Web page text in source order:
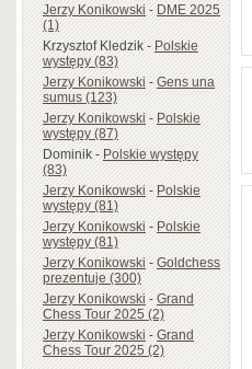
Jerzy Konikowski-DME 2025
(1)
Krzysztof Kledzik-Polskie
występy (83)
Jerzy Konikowski-Gens una
sumus (123)
Jerzy Konikowski-Polskie
występy (87)
Dominik-Polskie występy
(83)
Jerzy Konikowski-Polskie
występy (81)
Jerzy Konikowski-Polskie
występy (81)
Jerzy Konikowski-Goldchess
prezentuje (300)
Jerzy Konikowski-Grand
Chess Tour 2025 (2)
Jerzy Konikowski-Grand
Chess Tour 2025 (2)